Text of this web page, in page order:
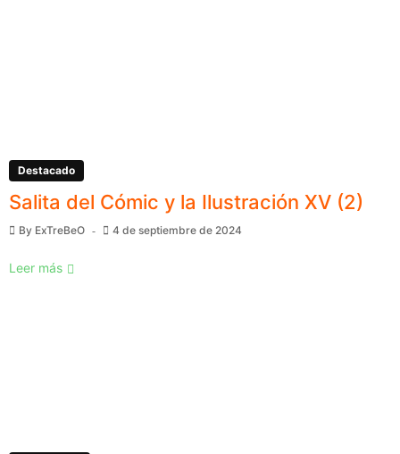
Destacado
Salita del Cómic y la Ilustración XV (2)
By ExTreBeO 4 de septiembre de 2024
Leer más